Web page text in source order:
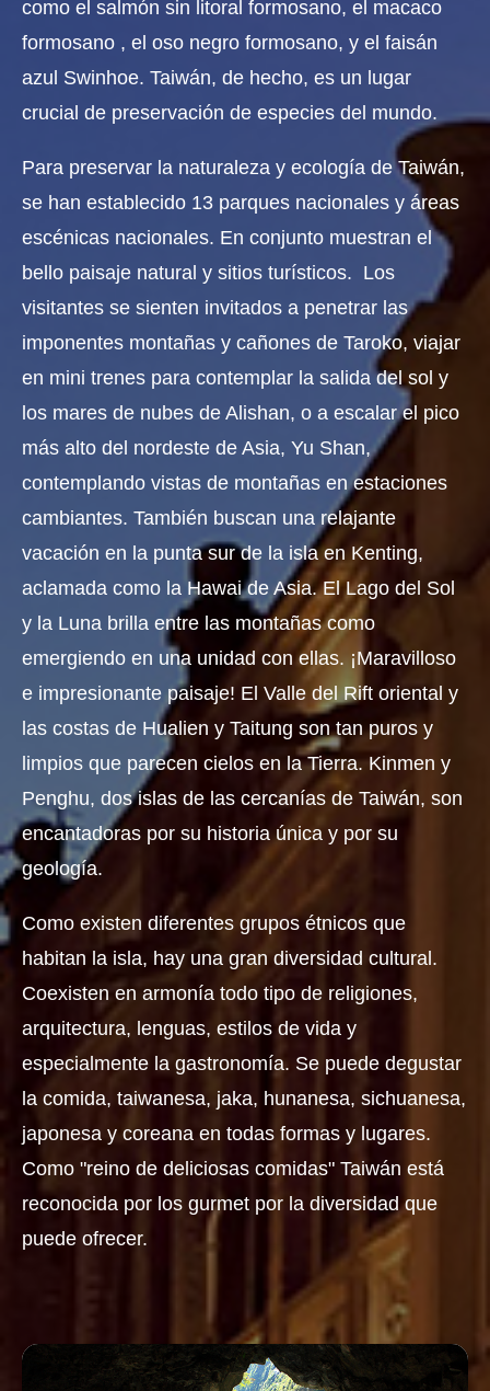
como el salmón sin litoral formosano, el macaco
formosano , el oso negro formosano, y el faisán
azul Swinhoe. Taiwán, de hecho, es un lugar
crucial de preservación de especies del mundo.
Para preservar la naturaleza y ecología de Taiwán,
se han establecido 13 parques nacionales y áreas
escénicas nacionales. En conjunto muestran el
bello paisaje natural y sitios turísticos. Los
visitantes se sienten invitados a penetrar las
imponentes montañas y cañones de Taroko, viajar
en mini trenes para contemplar la salida del sol y
los mares de nubes de Alishan, o a escalar el pico
más alto del nordeste de Asia, Yu Shan,
contemplando vistas de montañas en estaciones
cambiantes. También buscan una relajante
vacación en la punta sur de la isla en Kenting,
aclamada como la Hawai de Asia. El Lago del Sol
y la Luna brilla entre las montañas como
emergiendo en una unidad con ellas. ¡Maravilloso
e impresionante paisaje! El Valle del Rift oriental y
las costas de Hualien y Taitung son tan puros y
limpios que parecen cielos en la Tierra. Kinmen y
Penghu, dos islas de las cercanías de Taiwán, son
encantadoras por su historia única y por su
geología.
Como existen diferentes grupos étnicos que
habitan la isla, hay una gran diversidad cultural.
Coexisten en armonía todo tipo de religiones,
arquitectura, lenguas, estilos de vida y
especialmente la gastronomía. Se puede degustar
la comida, taiwanesa, jaka, hunanesa, sichuanesa,
japonesa y coreana en todas formas y lugares.
Como "reino de deliciosas comidas" Taiwán está
reconocida por los gurmet por la diversidad que
puede ofrecer.